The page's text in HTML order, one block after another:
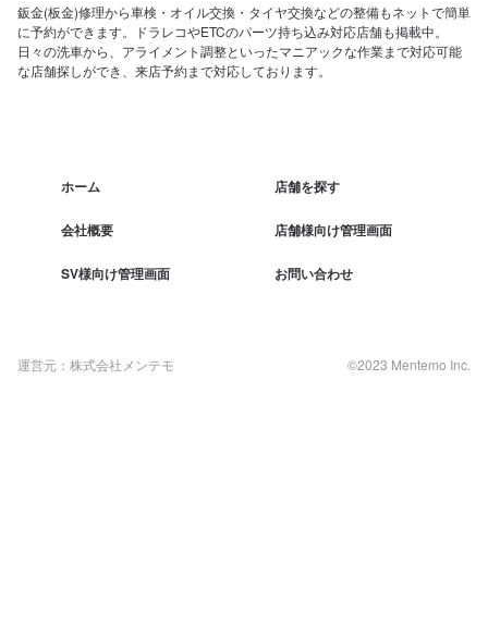
鈑金(板金)修理から車検・オイル交換・タイヤ交換などの整備もネットで簡単
に予約ができます。ドラレコやETCのパーツ持ち込み対応店舗も掲載中。
日々の洗車から、アライメント調整といったマニアックな作業まで対応可能
な店舗探しができ、来店予約まで対応しております。
ホーム 店舗を探す
会社概要 店舗様向け管理画面
SV様向け管理画面 お問い合わせ
運営元：株式会社メンテモ ©2023 Mentemo Inc.